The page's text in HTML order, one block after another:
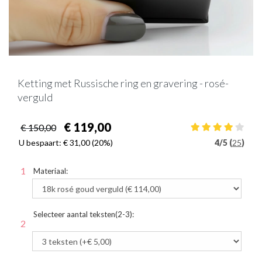
Ketting met Russische ring en gravering - rosé-
verguld
€ 150,00 € 119,00
U bespaart: € 31,00(20%) 4/5 (25)
Materiaal:
Selecteer aantal teksten(2-3):